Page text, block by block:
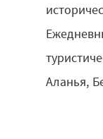
Аланья,